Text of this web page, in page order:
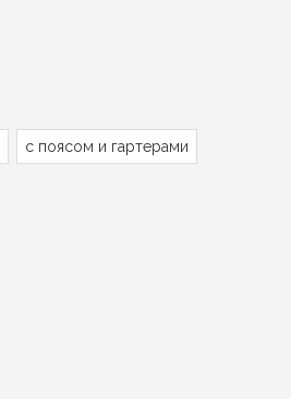
с поясом и гартерами